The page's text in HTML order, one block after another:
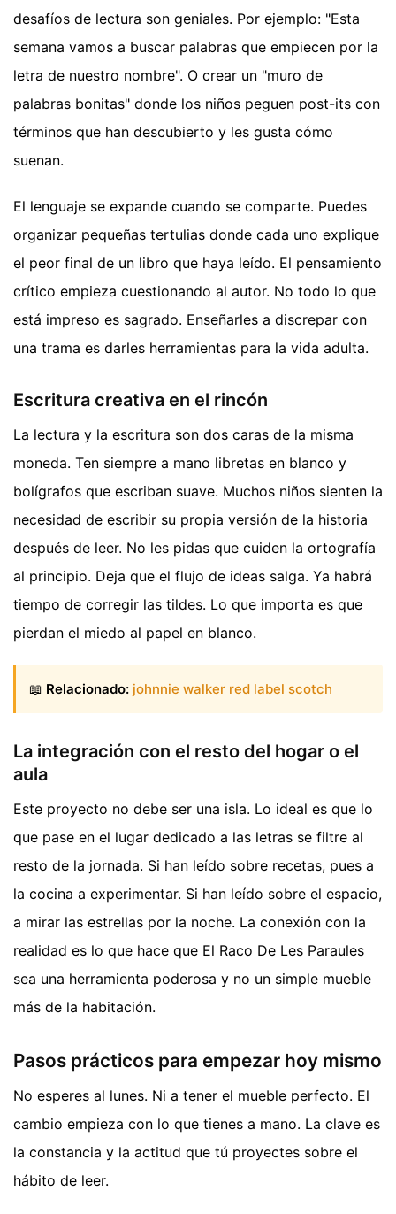
desafíos de lectura son geniales. Por ejemplo: "Esta
semana vamos a buscar palabras que empiecen por la
letra de nuestro nombre". O crear un "muro de
palabras bonitas" donde los niños peguen post-its con
términos que han descubierto y les gusta cómo
suenan.
El lenguaje se expande cuando se comparte. Puedes
organizar pequeñas tertulias donde cada uno explique
el peor final de un libro que haya leído. El pensamiento
crítico empieza cuestionando al autor. No todo lo que
está impreso es sagrado. Enseñarles a discrepar con
una trama es darles herramientas para la vida adulta.
Escritura creativa en el rincón
La lectura y la escritura son dos caras de la misma
moneda. Ten siempre a mano libretas en blanco y
bolígrafos que escriban suave. Muchos niños sienten la
necesidad de escribir su propia versión de la historia
después de leer. No les pidas que cuiden la ortografía
al principio. Deja que el flujo de ideas salga. Ya habrá
tiempo de corregir las tildes. Lo que importa es que
pierdan el miedo al papel en blanco.
📖 Relacionado: johnnie walker red label scotch
La integración con el resto del hogar o el
aula
Este proyecto no debe ser una isla. Lo ideal es que lo
que pase en el lugar dedicado a las letras se filtre al
resto de la jornada. Si han leído sobre recetas, pues a
la cocina a experimentar. Si han leído sobre el espacio,
a mirar las estrellas por la noche. La conexión con la
realidad es lo que hace que El Raco De Les Paraules
sea una herramienta poderosa y no un simple mueble
más de la habitación.
Pasos prácticos para empezar hoy mismo
No esperes al lunes. Ni a tener el mueble perfecto. El
cambio empieza con lo que tienes a mano. La clave es
la constancia y la actitud que tú proyectes sobre el
hábito de leer.